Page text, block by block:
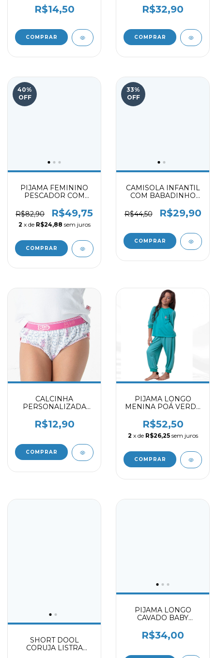
R$14,50
COMPRAR
R$32,90
COMPRAR
40%
OFF
PIJAMA FEMININO
PESCADOR COM
R$82,90
R$49,75
2 x de R$24,88 sem juros
COMPRAR
33%
OFF
CAMISOLA INFANTIL
COM BABADINHO
R$44,50
R$29,90
COMPRAR
CALCINHA
PERSONALIZADA
DIVERSAS
R$12,90
COMPRAR
PIJAMA LONGO
MENINA POÁ VERDE
R$52,50
2 x de R$26,25 sem juros
COMPRAR
SHORT DOOL
CORUJA LISTRA
PIJAMA LONGO
CAVADO BABY
R$34,00